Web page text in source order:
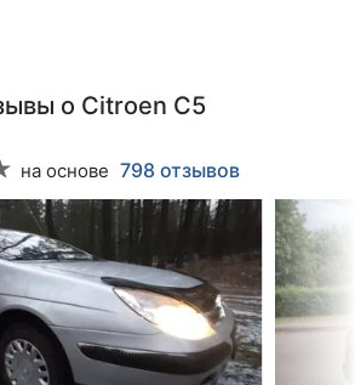
о Citroen C5
на основе 798 отзывов